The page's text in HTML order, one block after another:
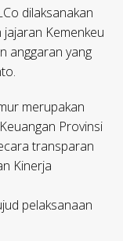
dilaksanakan
Kemenkeu
anggaran yang
merupakan
Provinsi
transparan
Kinerja
pelaksanaan